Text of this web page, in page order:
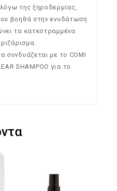
της ξηροδερμίας,
βοηθά στην ενυδάτωση
τα κατεστραμμένα
συνδυάζεται με το COMI
SHAMPOO για το